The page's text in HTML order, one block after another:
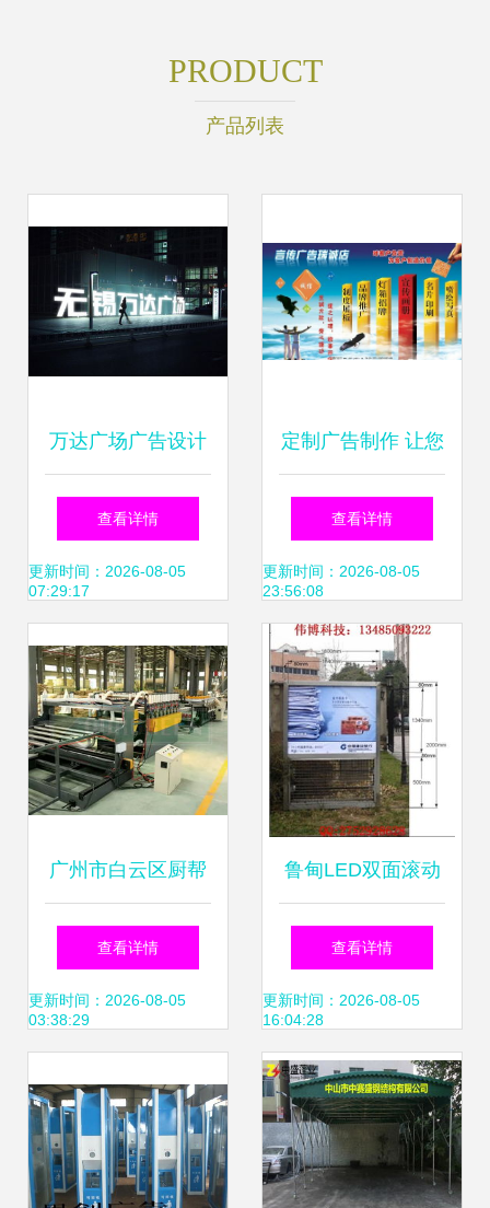
PRODUCT
产品列表
万达广场广告设计
软件销售策略 精准
触达与数字化转型
查看详情
更新时间：2026-08-05
07:29:17
定制广告制作 让您
的门口广告效果翻
倍的火力全开指南
查看详情
更新时间：2026-08-05
23:56:08
广州市白云区厨帮
手纸塑制品厂——
专注品质包装，助
查看详情
更新时间：2026-08-05
03:38:29
鲁甸LED双面滚动
灭蚊蝇灯箱 宿豫伟
广告制品厂提供专
业生产与软件销售
方案
查看详情
更新时间：2026-08-05
16:04:28